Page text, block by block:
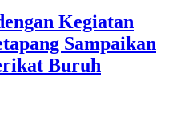
Kegiatan
Sampaikan
Buruh